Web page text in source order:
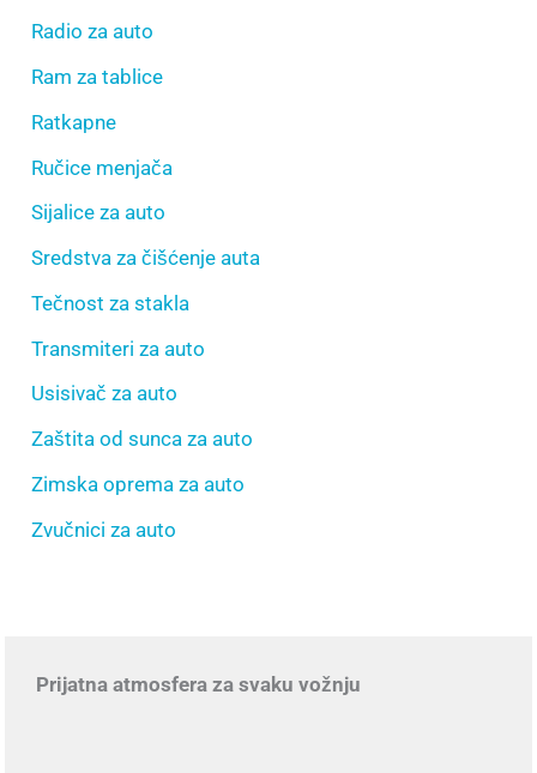
Radio za auto
Ram za tablice
Ratkapne
Ručice menjača
Sijalice za auto
Sredstva za čišćenje auta
Tečnost za stakla
Transmiteri za auto
Usisivač za auto
Zaštita od sunca za auto
Zimska oprema za auto
Zvučnici za auto
Prijatna atmosfera za svaku vožnju